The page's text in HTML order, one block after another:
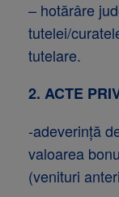
– hotărâre
tutelei/
tutelare.
2. ACTE
-adeverinţă
valoarea
(venituri